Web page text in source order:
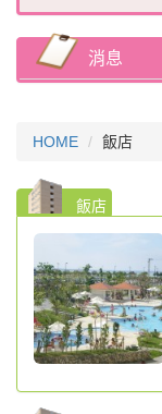
消息
HOME 飯店
飯店